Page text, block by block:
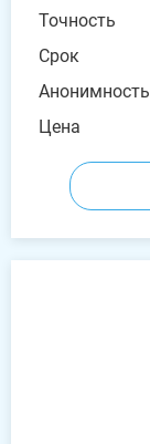
Точность
Срок
Анонимность
Цена